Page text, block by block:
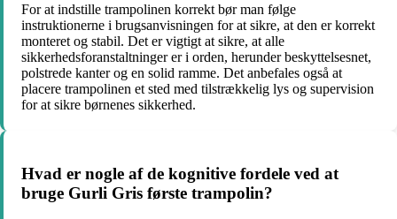
For at indstille trampolinen korrekt bør man følge
instruktionerne i brugsanvisningen for at sikre, at den er korrekt
monteret og stabil. Det er vigtigt at sikre, at alle
sikkerhedsforanstaltninger er i orden, herunder beskyttelsesnet,
polstrede kanter og en solid ramme. Det anbefales også at
placere trampolinen et sted med tilstrækkelig lys og supervision
for at sikre børnenes sikkerhed.
Hvad er nogle af de kognitive fordele ved at
bruge Gurli Gris første trampolin?